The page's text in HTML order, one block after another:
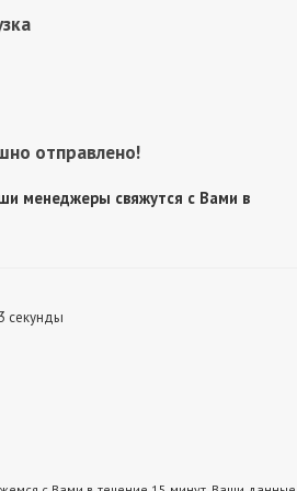
отправлено!
менеджеры свяжутся с Вами в
секунды